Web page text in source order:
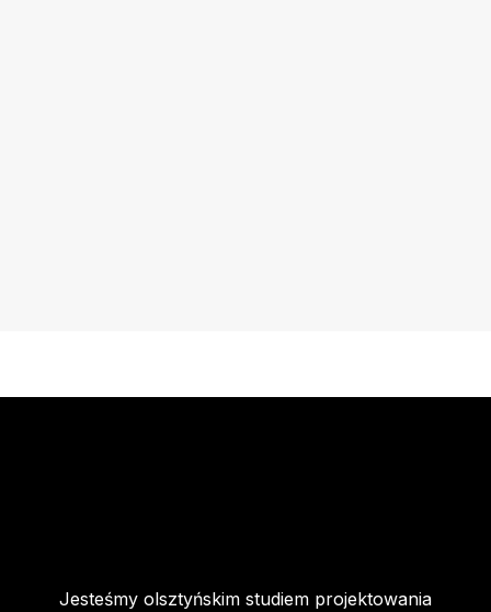
Jesteśmy olsztyńskim studiem projektowania